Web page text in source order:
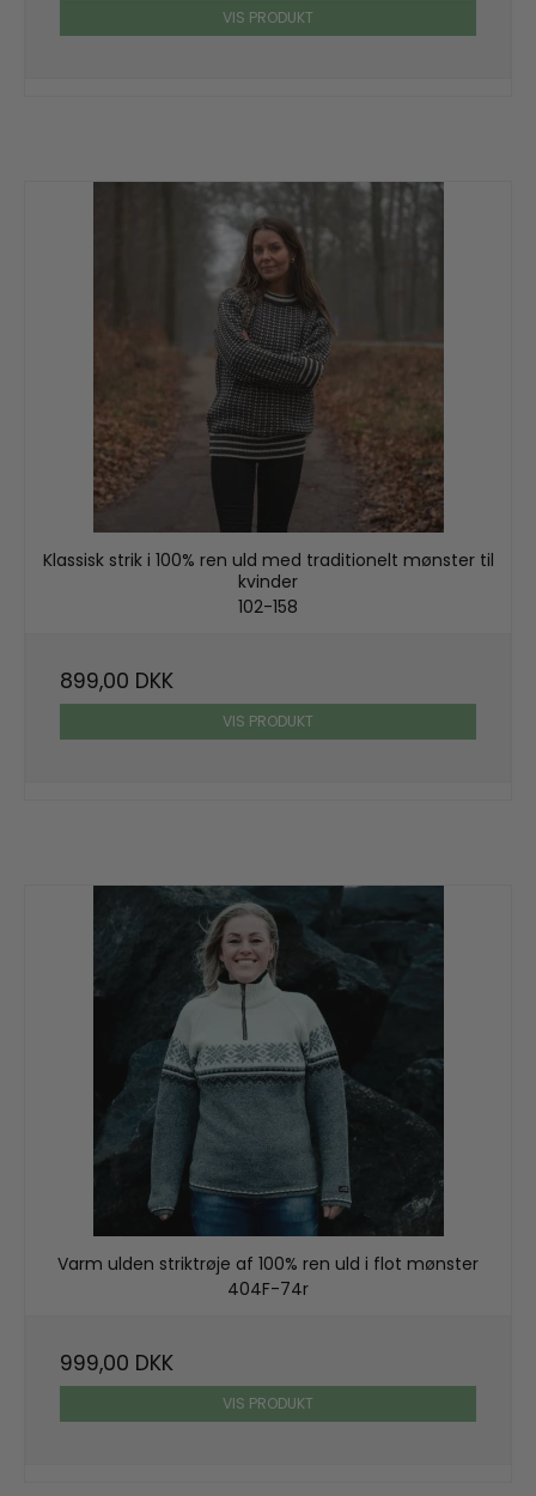
VIS PRODUKT
Klassisk strik i 100% ren uld med traditionelt mønster til
kvinder
102-158
899,00 DKK
VIS PRODUKT
Varm ulden striktrøje af 100% ren uld i flot mønster
404F-74r
999,00 DKK
VIS PRODUKT